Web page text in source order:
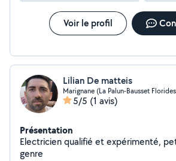
Voir le profil
Lilian De matteis
Marignane (La Palun-Bausset
5/5 (1 avis)
Présentation
Electricien qualifié et expérimenté,
genre